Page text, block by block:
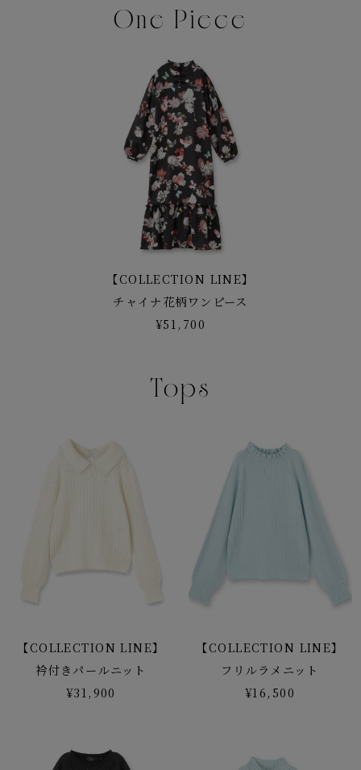
One Piece
【COLLECTION LINE】
チャイナ花柄ワンピース
¥51,700
Tops
【COLLECTION LINE】
衿付きパールニット
¥31,900
【COLLECTION LINE】
フリルラメニット
¥16,500